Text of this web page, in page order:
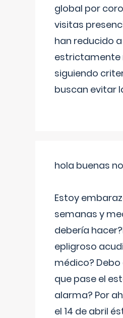
global por
visitas
han reducido
estrictamente
siguiendo
buscan evitar
hola buenas
Estoy
semanas y
debería
epligroso
médico?
que pase el
alarma? Por
el 14 de abril